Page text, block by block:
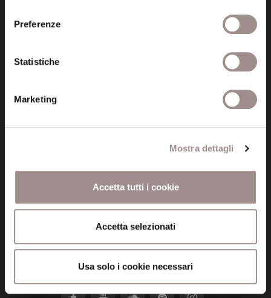
Preferenze
Statistiche
Marketing
Mostra dettagli
Accetta tutti i cookie
Accetta selezionati
Usa solo i cookie necessari
fondazionecollegiosancarlo@legalmail.it
Seguici